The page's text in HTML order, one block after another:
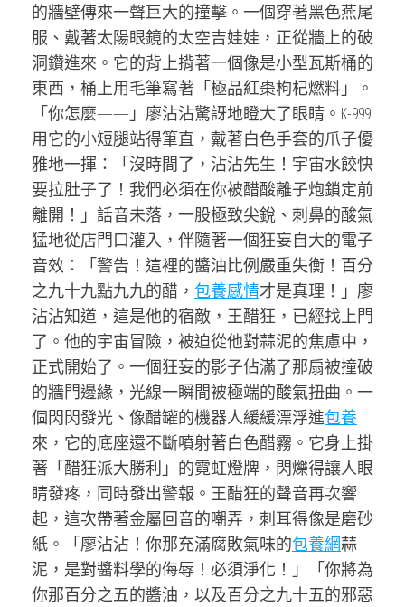
的牆壁傳來一聲巨大的撞擊。一個穿著黑色燕尾
服、戴著太陽眼鏡的太空吉娃娃，正從牆上的破
洞鑽進來。它的背上揹著一個像是小型瓦斯桶的
東西，桶上用毛筆寫著「極品紅棗枸杞燃料」。
「你怎麼——」廖沾沾驚訝地瞪大了眼睛。K-999
用它的小短腿站得筆直，戴著白色手套的爪子優
雅地一揮：「沒時間了，沾沾先生！宇宙水餃快
要拉肚子了！我們必須在你被醋酸離子炮鎖定前
離開！」話音未落，一股極致尖銳、刺鼻的酸氣
猛地從店門口灌入，伴隨著一個狂妄自大的電子
音效：「警告！這裡的醬油比例嚴重失衡！百分
之九十九點九九的醋， 包養感情才是真理！」廖
沾沾知道，這是他的宿敵，王醋狂，已經找上門
了。他的宇宙冒險，被迫從他對蒜泥的焦慮中，
正式開始了。一個狂妄的影子佔滿了那扇被撞破
的牆門邊緣，光線一瞬間被極端的酸氣扭曲。一
個閃閃發光、像醋罐的機器人緩緩漂浮進包養
來，它的底座還不斷噴射著白色醋霧。它身上掛
著「醋狂派大勝利」的霓虹燈牌，閃爍得讓人眼
睛發疼，同時發出警報。王醋狂的聲音再次響
起，這次帶著金屬回音的嘲弄，刺耳得像是磨砂
紙。「廖沾沾！你那充滿腐敗氣味的包養網蒜
泥，是對醬料學的侮辱！必須淨化！」「你將為
你那百分之五的醬油，以及百分之九十五的邪惡